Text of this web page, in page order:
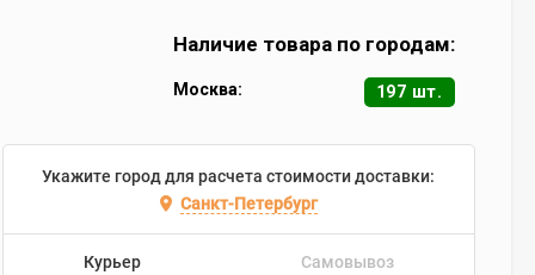
Наличие товара по городам:
Москва: 197 шт.
Укажите город для расчета стоимости доставки:
Санкт-Петербург
Курьер Самовывоз